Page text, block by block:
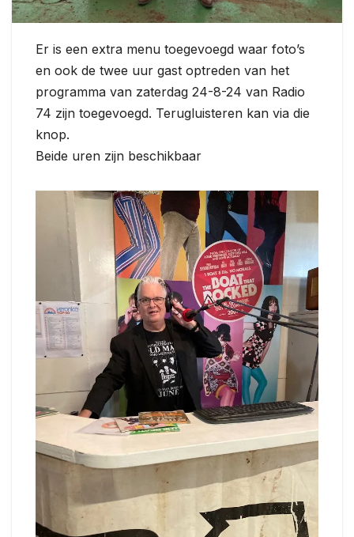
Er is een extra menu toegevoegd waar foto’s
en ook de twee uur gast optreden van het
programma van zaterdag 24-8-24 van Radio
74 zijn toegevoegd. Terugluisteren kan via die
knop.
Beide uren zijn beschikbaar